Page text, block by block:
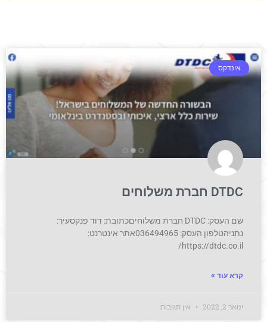
אינדקס
DTDC חברת משלוחים
שם העסק: DTDC חברת משלוחיםכתובת: דוד פנקסעיר:
נתניהטלפון העסק: 036494965אתר אינטרנט:
https://dtdc.co.il/
קרא עוד »
ינואר 2, 2022 אין תגובות